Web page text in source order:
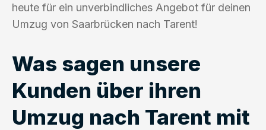
heute für ein unverbindliches Angebot für deinen
Umzug von Saarbrücken nach Tarent!
Was sagen unsere
Kunden über ihren
Umzug nach Tarent mit